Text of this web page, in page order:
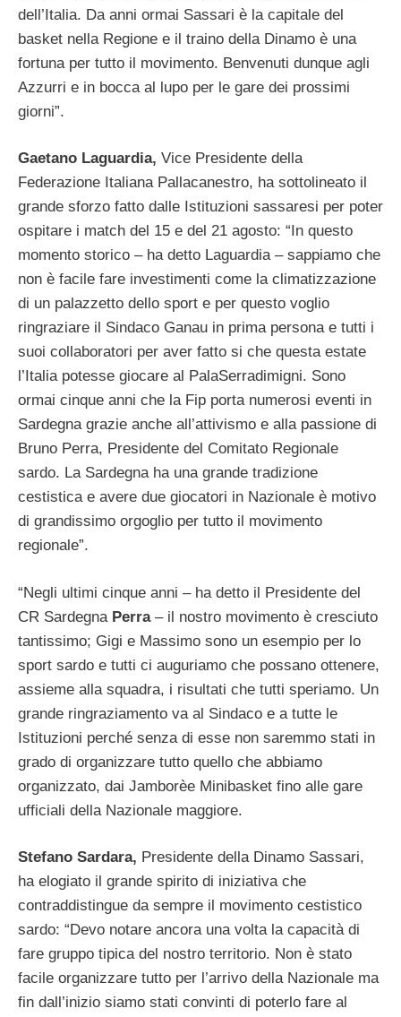
dell’Italia. Da anni ormai Sassari è la capitale del
basket nella Regione e il traino della Dinamo è una
fortuna per tutto il movimento. Benvenuti dunque agli
Azzurri e in bocca al lupo per le gare dei prossimi
giorni”.
Gaetano Laguardia, Vice Presidente della
Federazione Italiana Pallacanestro, ha sottolineato il
grande sforzo fatto dalle Istituzioni sassaresi per poter
ospitare i match del 15 e del 21 agosto: “In questo
momento storico – ha detto Laguardia – sappiamo che
non è facile fare investimenti come la climatizzazione
di un palazzetto dello sport e per questo voglio
ringraziare il Sindaco Ganau in prima persona e tutti i
suoi collaboratori per aver fatto si che questa estate
l’Italia potesse giocare al PalaSerradimigni. Sono
ormai cinque anni che la Fip porta numerosi eventi in
Sardegna grazie anche all’attivismo e alla passione di
Bruno Perra, Presidente del Comitato Regionale
sardo. La Sardegna ha una grande tradizione
cestistica e avere due giocatori in Nazionale è motivo
di grandissimo orgoglio per tutto il movimento
regionale”.
“Negli ultimi cinque anni – ha detto il Presidente del
CR Sardegna Perra– il nostro movimento è cresciuto
tantissimo; Gigi e Massimo sono un esempio per lo
sport sardo e tutti ci auguriamo che possano ottenere,
assieme alla squadra, i risultati che tutti speriamo. Un
grande ringraziamento va al Sindaco e a tutte le
Istituzioni perché senza di esse non saremmo stati in
grado di organizzare tutto quello che abbiamo
organizzato, dai Jamborèe Minibasket fino alle gare
ufficiali della Nazionale maggiore.
Stefano Sardara, Presidente della Dinamo Sassari,
ha elogiato il grande spirito di iniziativa che
contraddistingue da sempre il movimento cestistico
sardo: “Devo notare ancora una volta la capacità di
fare gruppo tipica del nostro territorio. Non è stato
facile organizzare tutto per l’arrivo della Nazionale ma
fin dall’inizio siamo stati convinti di poterlo fare al